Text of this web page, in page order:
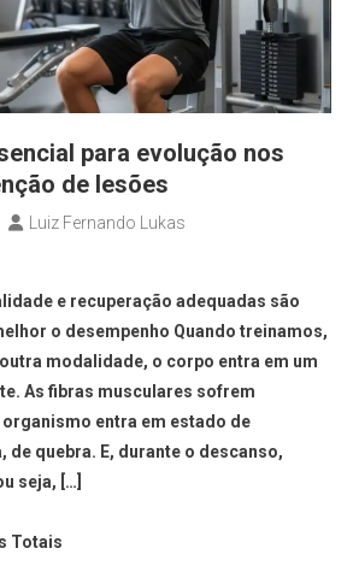
para evolução nos
de lesões
Luiz Fernando Lukas
e recuperação adequadas são
o desempenho Quando treinamos,
modalidade, o corpo entra em um
As fibras musculares sofrem
entra em estado de
de quebra. E, durante o descanso,
seja, […]
Totais